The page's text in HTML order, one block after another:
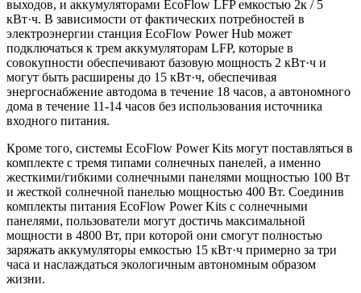
выходов, и аккумуляторами EcoFlow LFP емкостью 2к / 5
кВт·ч. В зависимости от фактических потребностей в
электроэнергии станция EcoFlow Power Hub может
подключаться к трем аккумуляторам LFP, которые в
совокупности обеспечивают базовую мощность 2 кВт·ч и
могут быть расширены до 15 кВт·ч, обеспечивая
энергоснабжение автодома в течение 18 часов, а автономного
дома в течение 11-14 часов без использования источника
входного питания.
Кроме того, системы EcoFlow Power Kits могут поставляться в
комплекте с тремя типами солнечных панелей, а именно
жесткими/гибкими солнечными панелями мощностью 100 Вт
и жесткой солнечной панелью мощностью 400 Вт. Соединив
комплекты питания EcoFlow Power Kits с солнечными
панелями, пользователи могут достичь максимальной
мощности в 4800 Вт, при которой они смогут полностью
заряжать аккумуляторы емкостью 15 кВт·ч примерно за три
часа и наслаждаться экологичным автономным образом
жизни.